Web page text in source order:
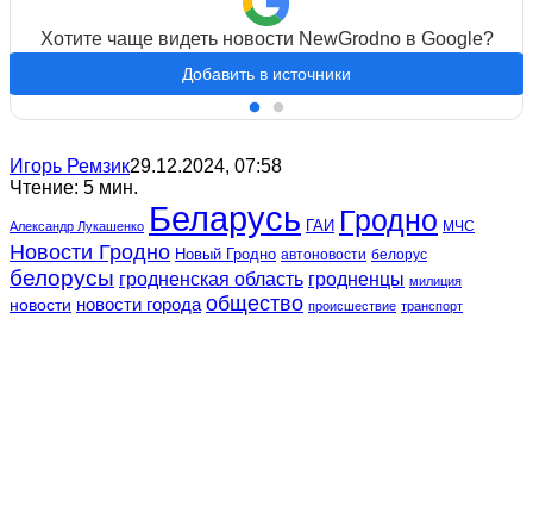
Хотите чаще видеть новости NewGrodno в Google?
Добавить в источники
Игорь Ремзик29.12.2024, 07:58
Чтение: 5 мин.
Александр Лукашенко Беларусь ГАИ Гродно МЧС
Новости Гродно Новый Гродно автоновости белорус
белорусы гродненская область гродненцы милиция
новости новости города общество происшествие транспорт